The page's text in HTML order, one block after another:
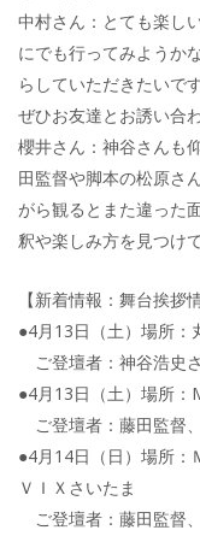
中村さん：とても楽し
にでも行ってみようか
らしていただきたいです
ぜひお友達とお誘い合
櫻井さん：神谷さんも
田監督や脚本の松原さ
がら観るとまた違った
釈や楽しみ方を見つけ
【新着情報：舞台挨拶
●4月13日（土）場所：
ご登壇者：神谷浩史
●4月13日（土）場所：
ご登壇者：藤田監督
●4月14日（日）場所：
ＶＩＸさいたま
ご登壇者：藤田監督